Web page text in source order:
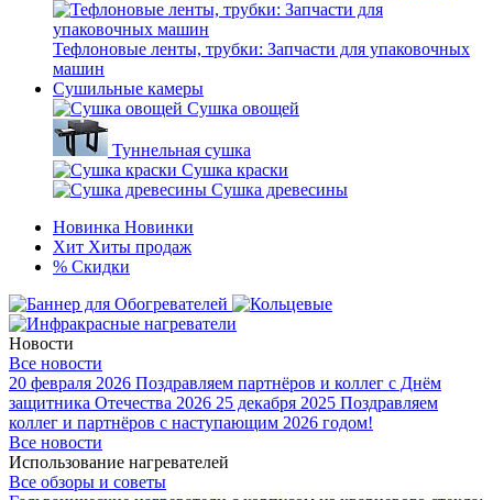
Тефлоновые ленты, трубки: Запчасти для упаковочных
машин
Сушильные камеры
Сушка овощей
Туннельная сушка
Сушка краски
Сушка древесины
Новинка Новинки
Хит Хиты продаж
% Скидки
Новости
Все новости
20 февраля 2026 Поздравляем партнёров и коллег с Днём
защитника Отечества 2026 25 декабря 2025 Поздравляем
коллег и партнёров с наступающим 2026 годом!
Все новости
Использование нагревателей
Все обзоры и советы